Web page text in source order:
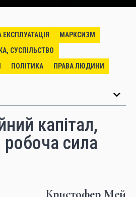
ЕКСПЛУАТАЦІЯ
МАРКСИЗМ
СУСПІЛЬСТВО
ПОЛІТИКА
ПРАВА ЛЮДИНИ
капітал,
робоча сила